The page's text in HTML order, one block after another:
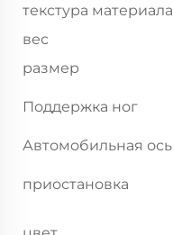
текстура материала
вес
размер
Поддержка ног
Автомобильная ось
приостановка